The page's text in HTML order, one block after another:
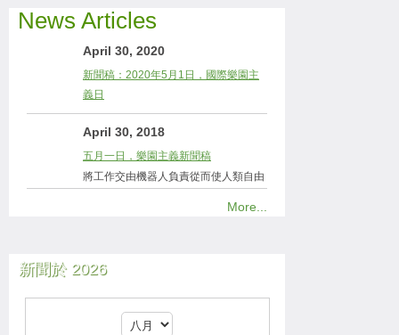
News Articles
April 30, 2020
新聞稿：2020年5月1日，國際樂園主
義日
April 30, 2018
五月一日，樂園主義新聞稿
將工作交由機器人負責從而使人類自由
More...
新聞於 2026